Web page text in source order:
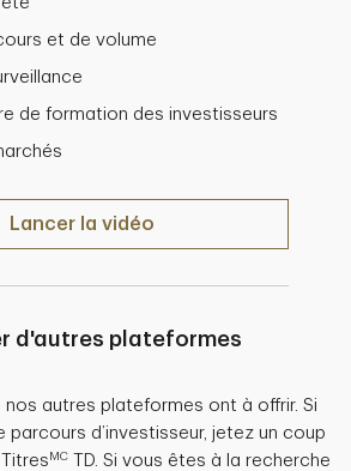
et de volume
de formation des investisseurs
Lancer la vidéo : L'appli TD pour
Lancer la vidéo
d'autres plateformes
nos autres plateformes ont à offrir. Si
d’investisseur, jetez un coup
MC TD. Si vous êtes à la recherche